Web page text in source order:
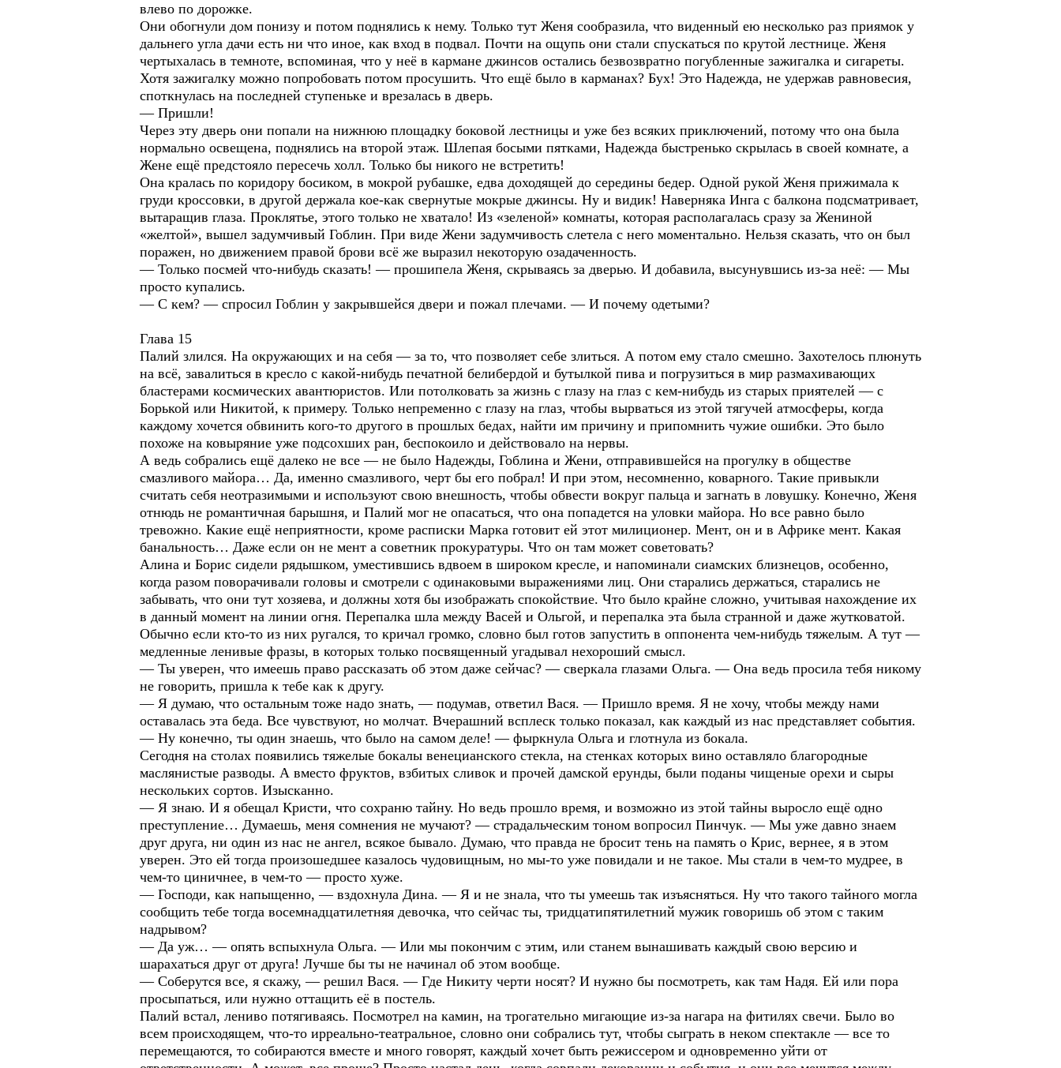
влево по дорожке.
Они обогнули дом понизу и потом поднялись к нему. Только тут Женя сообразила, что виденный ею несколько раз приямок у
дальнего угла дачи есть ни что иное, как вход в подвал. Почти на ощупь они стали спускаться по крутой лестнице. Женя
чертыхалась в темноте, вспоминая, что у неё в кармане джинсов остались безвозвратно погубленные зажигалка и сигареты.
Хотя зажигалку можно попробовать потом просушить. Что ещё было в карманах? Бух! Это Надежда, не удержав равновесия,
споткнулась на последней ступеньке и врезалась в дверь.
— Пришли!
Через эту дверь они попали на нижнюю площадку боковой лестницы и уже без всяких приключений, потому что она была
нормально освещена, поднялись на второй этаж. Шлепая босыми пятками, Надежда быстренько скрылась в своей комнате, а
Жене ещё предстояло пересечь холл. Только бы никого не встретить!
Она кралась по коридору босиком, в мокрой рубашке, едва доходящей до середины бедер. Одной рукой Женя прижимала к
груди кроссовки, в другой держала кое-как свернутые мокрые джинсы. Ну и видик! Наверняка Инга с балкона подсматривает,
вытаращив глаза. Проклятье, этого только не хватало! Из «зеленой» комнаты, которая располагалась сразу за Жениной
«желтой», вышел задумчивый Гоблин. При виде Жени задумчивость слетела с него моментально. Нельзя сказать, что он был
поражен, но движением правой брови всё же выразил некоторую озадаченность.
— Только посмей что-нибудь сказать! — прошипела Женя, скрываясь за дверью. И добавила, высунувшись из-за неё: — Мы
просто купались.
— С кем? — спросил Гоблин у закрывшейся двери и пожал плечами. — И почему одетыми?
Глава 15
Палий злился. На окружающих и на себя — за то, что позволяет себе злиться. А потом ему стало смешно. Захотелось плюнуть
на всё, завалиться в кресло с какой-нибудь печатной белибердой и бутылкой пива и погрузиться в мир размахивающих
бластерами космических авантюристов. Или потолковать за жизнь с глазу на глаз с кем-нибудь из старых приятелей — с
Борькой или Никитой, к примеру. Только непременно с глазу на глаз, чтобы вырваться из этой тягучей атмосферы, когда
каждому хочется обвинить кого-то другого в прошлых бедах, найти им причину и припомнить чужие ошибки. Это было
похоже на ковыряние уже подсохших ран, беспокоило и действовало на нервы.
А ведь собрались ещё далеко не все — не было Надежды, Гоблина и Жени, отправившейся на прогулку в обществе
смазливого майора… Да, именно смазливого, черт бы его побрал! И при этом, несомненно, коварного. Такие привыкли
считать себя неотразимыми и используют свою внешность, чтобы обвести вокруг пальца и загнать в ловушку. Конечно, Женя
отнюдь не романтичная барышня, и Палий мог не опасаться, что она попадется на уловки майора. Но все равно было
тревожно. Какие ещё неприятности, кроме расписки Марка готовит ей этот милиционер. Мент, он и в Африке мент. Какая
банальность… Даже если он не мент а советник прокуратуры. Что он там может советовать?
Алина и Борис сидели рядышком, уместившись вдвоем в широком кресле, и напоминали сиамских близнецов, особенно,
когда разом поворачивали головы и смотрели с одинаковыми выражениями лиц. Они старались держаться, старались не
забывать, что они тут хозяева, и должны хотя бы изображать спокойствие. Что было крайне сложно, учитывая нахождение их
в данный момент на линии огня. Перепалка шла между Васей и Ольгой, и перепалка эта была странной и даже жутковатой.
Обычно если кто-то из них ругался, то кричал громко, словно был готов запустить в оппонента чем-нибудь тяжелым. А тут —
медленные ленивые фразы, в которых только посвященный угадывал нехороший смысл.
— Ты уверен, что имеешь право рассказать об этом даже сейчас? — сверкала глазами Ольга. — Она ведь просила тебя никому
не говорить, пришла к тебе как к другу.
— Я думаю, что остальным тоже надо знать, — подумав, ответил Вася. — Пришло время. Я не хочу, чтобы между нами
оставалась эта беда. Все чувствуют, но молчат. Вчерашний всплеск только показал, как каждый из нас представляет события.
— Ну конечно, ты один знаешь, что было на самом деле! — фыркнула Ольга и глотнула из бокала.
Сегодня на столах появились тяжелые бокалы венецианского стекла, на стенках которых вино оставляло благородные
маслянистые разводы. А вместо фруктов, взбитых сливок и прочей дамской ерунды, были поданы чищеные орехи и сыры
нескольких сортов. Изысканно.
— Я знаю. И я обещал Кристи, что сохраню тайну. Но ведь прошло время, и возможно из этой тайны выросло ещё одно
преступление… Думаешь, меня сомнения не мучают? — страдальческим тоном вопросил Пинчук. — Мы уже давно знаем
друг друга, ни один из нас не ангел, всякое бывало. Думаю, что правда не бросит тень на память о Крис, вернее, я в этом
уверен. Это ей тогда произошедшее казалось чудовищным, но мы-то уже повидали и не такое. Мы стали в чем-то мудрее, в
чем-то циничнее, в чем-то — просто хуже.
— Господи, как напыщенно, — вздохнула Дина. — Я и не знала, что ты умеешь так изъясняться. Ну что такого тайного могла
сообщить тебе тогда восемнадцатилетняя девочка, что сейчас ты, тридцатипятилетний мужик говоришь об этом с таким
надрывом?
— Да уж… — опять вспыхнула Ольга. — Или мы покончим с этим, или станем вынашивать каждый свою версию и
шарахаться друг от друга! Лучше бы ты не начинал об этом вообще.
— Соберутся все, я скажу, — решил Вася. — Где Никиту черти носят? И нужно бы посмотреть, как там Надя. Ей или пора
просыпаться, или нужно оттащить её в постель.
Палий встал, лениво потягиваясь. Посмотрел на камин, на трогательно мигающие из-за нагара на фитилях свечи. Было во
всем происходящем, что-то ирреально-театральное, словно они собрались тут, чтобы сыграть в неком спектакле — все то
перемещаются, то собираются вместе и много говорят, каждый хочет быть режиссером и одновременно уйти от